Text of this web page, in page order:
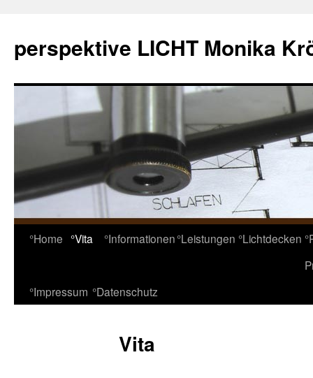
content
perspektive LICHT Monika
°Home °Vita °Informationen°Leistungen °Lichtdecken
°Impressum °Datenschutz
Vita